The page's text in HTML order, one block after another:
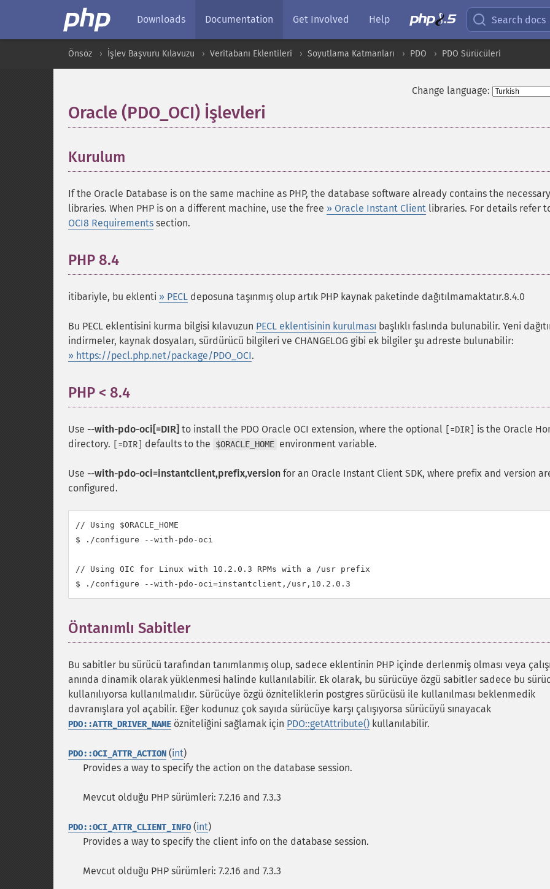
Downloads Documentation Get Involved Help Search docs
Önsöz İşlev Başvuru Kılavuzu Veritabanı Eklentileri Soyutlama Katmanları PDO PDO Sürücüleri
Change language:
Oracle (PDO_OCI) İşlevleri
Kurulum
If the Oracle Database is on the same machine as PHP, the database software already contains the necessary
libraries. When PHP is on a different machine, use the free » Oracle Instant Client libraries. For details refer
OCI8 Requirements section.
PHP 8.4
itibariyle, bu eklenti » PECL deposuna taşınmış olup artık PHP kaynak paketinde dağıtılmamaktatır.8.4.0
Bu PECL eklentisini kurma bilgisi kılavuzun PECL eklentisinin kurulması başlıklı faslında bulunabilir. Yeni
indirmeler, kaynak dosyaları, sürdürücü bilgileri ve CHANGELOG gibi ek bilgiler şu adreste bulunabilir:
» https://pecl.php.net/package/PDO_OCI.
PHP < 8.4
Use --with-pdo-oci[=DIR] to install the PDO Oracle OCI extension, where the optional [=DIR]
is the Oracle
directory.
[=DIR] defaults to the $ORACLE_HOME environment variable.
Use --with-pdo-oci=instantclient,prefix,version for an Oracle Instant Client SDK, where prefix and version
configured.
// Using $ORACLE_HOME
$ ./configure --with-pdo-oci
// Using OIC for Linux with 10.2.0.3 RPMs with a /usr prefix
Öntanımlı Sabitler¶
Bu sabitler bu sürücü tarafından tanımlanmış olup, sadece eklentinin PHP içinde derlenmiş olması veya
anında dinamik olarak yüklenmesi halinde kullanılabilir. Ek olarak, bu sürücüye özgü sabitler sadece bu
kullanılıyorsa kullanılmalıdır. Sürücüye özgü özniteliklerin postgres sürücüsü ile kullanılması beklenmedik
davranışlara yol açabilir. Eğer kodunuz çok sayıda sürücüye karşı çalışıyorsa sürücüyü sınayacak
PDO::ATTR_DRIVER_NAME özniteliğini sağlamak için PDO::getAttribute() kullanılabilir.
PDO::OCI_ATTR_ACTION (int)
Provides a way to specify the action on the database session.
Mevcut olduğu PHP sürümleri: 7.2.16 and 7.3.3
PDO::OCI_ATTR_CLIENT_INFO (int)
Provides a way to specify the client info on the database session.
Mevcut olduğu PHP sürümleri: 7.2.16 and 7.3.3